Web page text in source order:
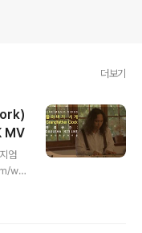
더보기
MV
엄
wa